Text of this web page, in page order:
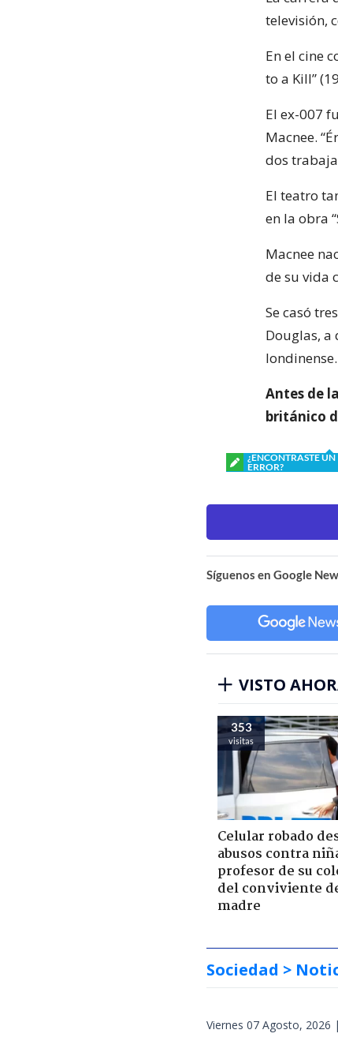
televisión,
En el cine
to a Kill”
El ex-007
Macnee.
dos
El teatro
en la obra
Macnee
de su vida
Se casó
Douglas, a
londinense.
Antes de
británico
¿ENCONTRASTE UN
ERROR?
Síguenos en Google
VISTO
353
visitas
Celular robado
abusos contra
profesor de su
del conviviente
madre
Sociedad >
Viernes 07 Agosto, 2026